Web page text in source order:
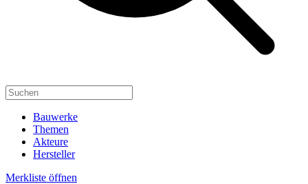
Bauwerke
Themen
Akteure
Hersteller
Merkliste öffnen